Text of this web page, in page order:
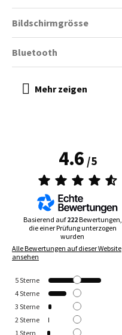
Bildschirmgrösse
Bluetooth
4.6/5
Basierend auf222Bewertungen,
die einer Prüfung unterzogen
wurden
Alle Bewertungen auf dieser Website
ansehen
5Sterne
4Sterne
3 Sterne
2 Sterne
1 Stern